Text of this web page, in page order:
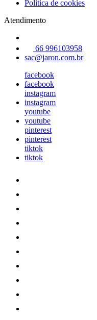
Política de cookies
Atendimento
66 996103958
sac@jaron.com.br
facebook
facebook
instagram
instagram
youtube
youtube
pinterest
pinterest
tiktok
tiktok